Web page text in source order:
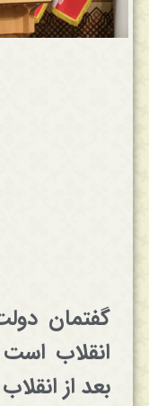
گفتمان
انقلاب
بعد از